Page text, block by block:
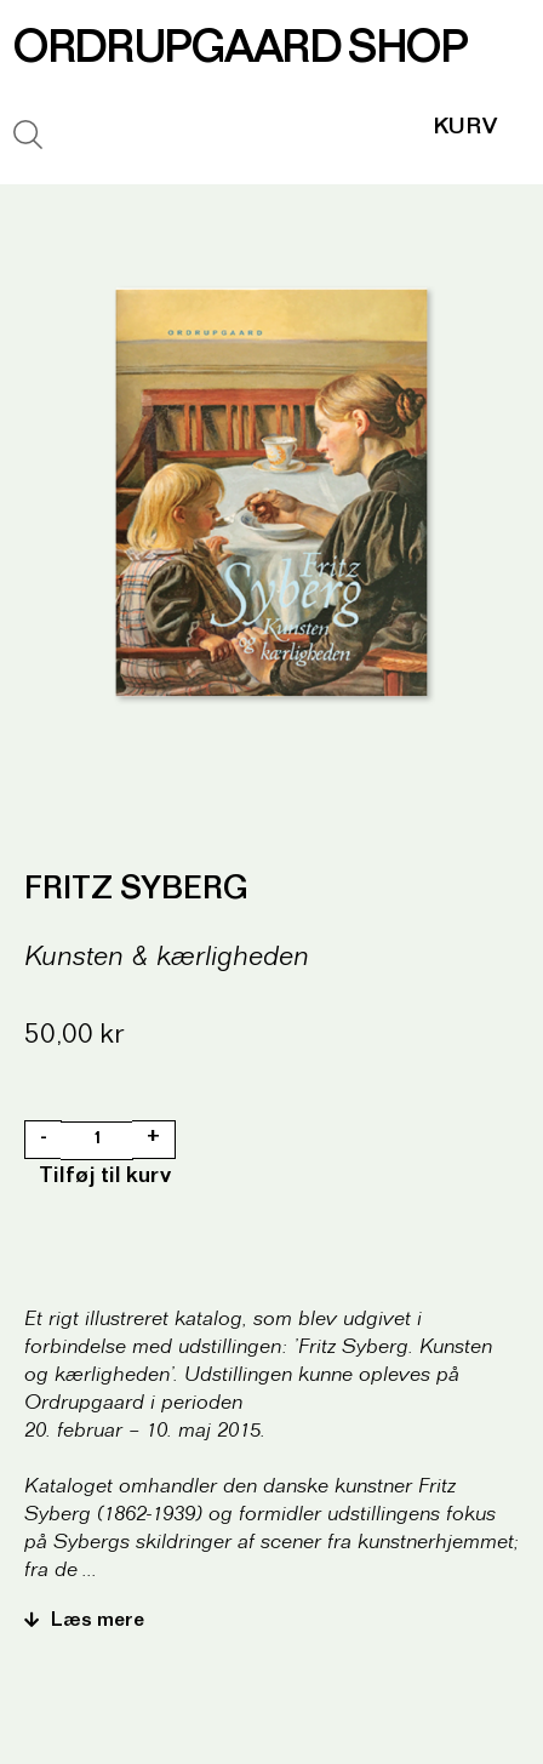
ORDRUPGAARD SHOP
FRITZ SYBERG
Kunsten & kærligheden
50,00 kr
-
+
Tilføj til kurv
Et rigt illustreret katalog, som blev udgivet i
forbindelse med udstillingen: ’Fritz Syberg. Kunsten
og kærligheden’. Udstillingen kunne opleves på
Ordrupgaard i perioden
20. februar – 10. maj 2015.
Kataloget omhandler den danske kunstner Fritz
Syberg (1862-1939) og formidler udstillingens fokus
på Sybergs skildringer af scener fra kunstnerhjemmet;
fra de ...
Læs mere